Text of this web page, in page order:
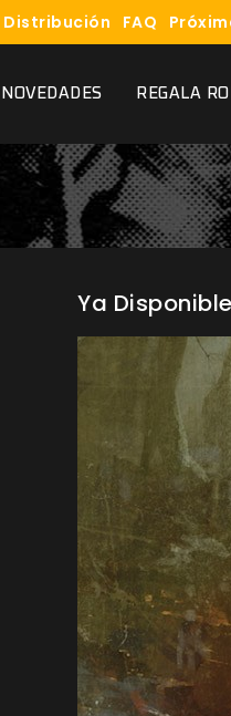
Distribución FAQ
NOVEDADES REGALA
Ya